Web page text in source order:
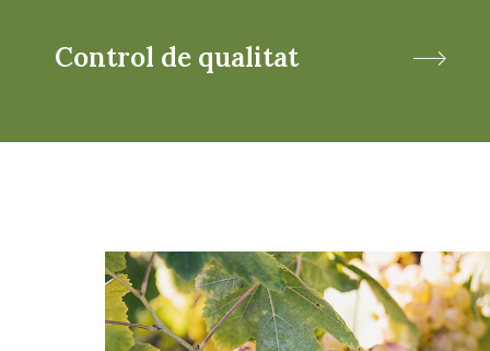
Control de qualitat